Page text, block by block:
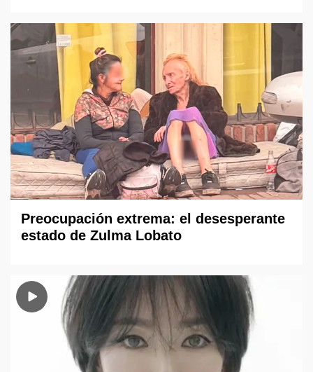
Preocupación extrema: el desesperante
estado de Zulma Lobato